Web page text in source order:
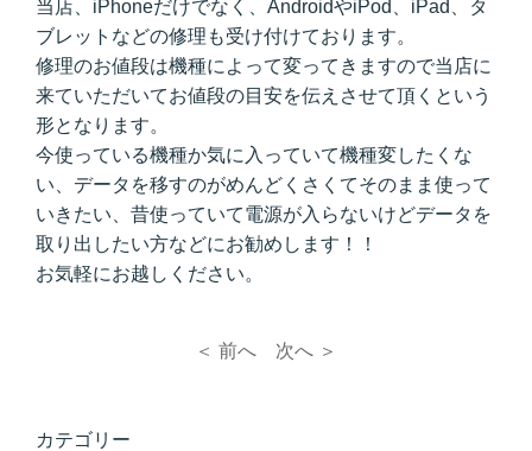
当店、iPhoneだけでなく、AndroidやiPod、iPad、タ
ブレットなどの修理も受け付けております。
修理のお値段は機種によって変ってきますので当店に
来ていただいてお値段の目安を伝えさせて頂くという
形となります。
今使っている機種か気に入っていて機種変したくな
い、データを移すのがめんどくさくてそのまま使って
いきたい、昔使っていて電源が入らないけどデータを
取り出したい方などにお勧めします！！
お気軽にお越しください。
＜ 前へ 次へ ＞
カテゴリー